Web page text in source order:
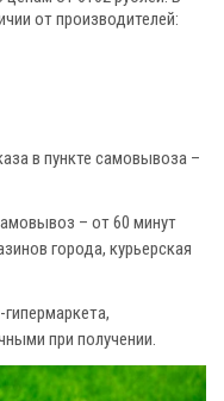
от производителей:
в пункте самовывоза –
– от 60 минут
города, курьерская
при получении.